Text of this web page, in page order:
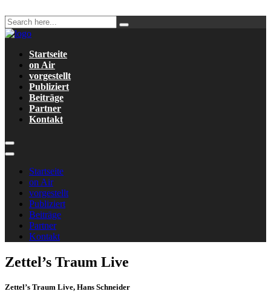
Startseite
on Air
vorgestellt
Publiziert
Beiträge
Partner
Kontakt
Startseite
on Air
vorgestellt
Publiziert
Beiträge
Partner
Kontakt
Zettel’s Traum Live
Zettel’s Traum Live, Hans Schneider